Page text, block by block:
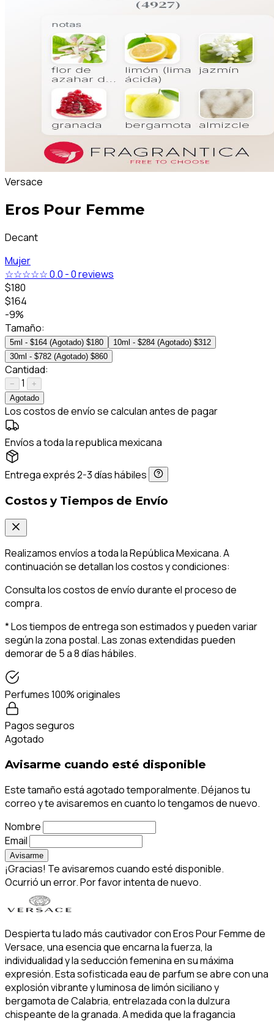
Versace
Eros Pour Femme
Decant
Mujer
☆☆☆☆☆0.0 -0 reviews
$180
$164
-9%
Tamaño:
5ml - $164 (Agotado) $180 10ml - $284 (Agotado) $312
30ml - $782 (Agotado) $860
Cantidad:
− 1
+
Agotado
Los costos de envío se calculan antes de pagar
Envíos a toda la republica mexicana
Entrega exprés 2-3 días hábiles
Costos y Tiempos de Envío
Realizamos envíos a toda la República Mexicana. A
continuación se detallan los costos y condiciones:
Consulta los costos de envío durante el proceso de
compra.
* Los tiempos de entrega son estimados y pueden variar
según la zona postal. Las zonas extendidas pueden
demorar de 5 a 8 días hábiles.
Perfumes 100% originales
Pagos seguros
Agotado
Avisarme cuando esté disponible
Este tamaño está agotado temporalmente. Déjanos tu
correo y te avisaremos en cuanto lo tengamos de nuevo.
Nombre
Email
Avisarme
¡Gracias! Te avisaremos cuando esté disponible.
Ocurrió un error. Por favor intenta de nuevo.
Despierta tu lado más cautivador con Eros Pour Femme de
Versace, una esencia que encarna la fuerza, la
individualidad y la seducción femenina en su máxima
expresión. Esta sofisticada eau de parfum se abre con una
explosión vibrante y luminosa de limón siciliano y
bergamota de Calabria, entrelazada con la dulzura
chispeante de la granada. A medida que la fragancia